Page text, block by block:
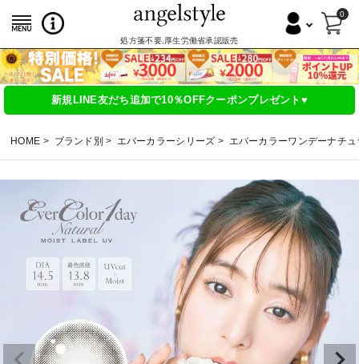
処方箋不要,厚生労働省承認販売
0
新規LINE友だち追加で10％OFFクーポンプレゼント♥
HOME ブランド別 エバーカラーシリーズ エバーカラーワンデーナチ